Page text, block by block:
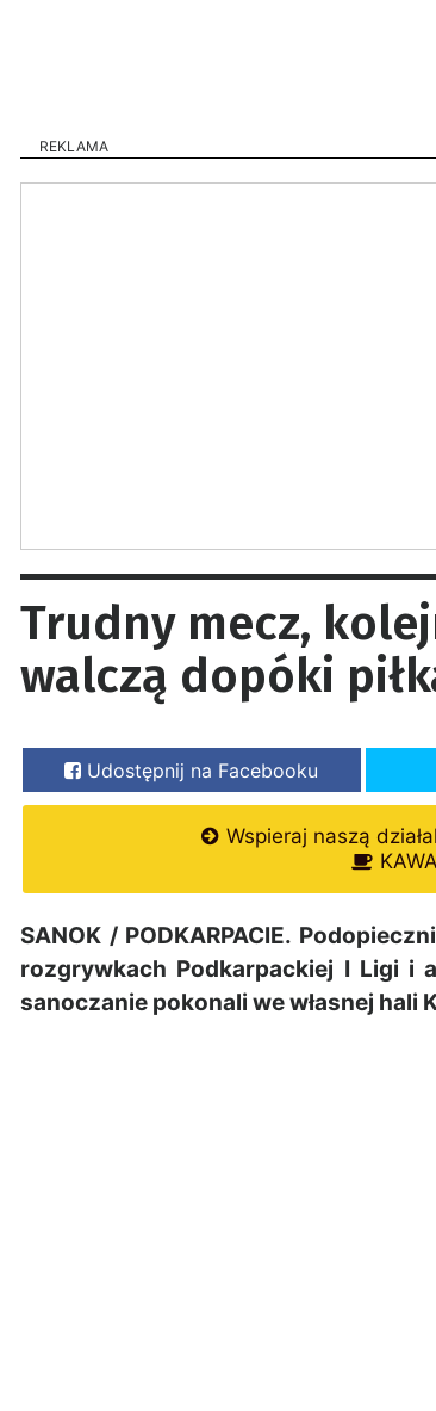
REKLAMA
Trudny mecz,
walczą dopóki
Udostępnij na Facebooku
Wspieraj naszą
SANOK / PODKARPACIE.
rozgrywkach Podkarpackiej I Ligi i
sanoczanie pokonali we własnej hali